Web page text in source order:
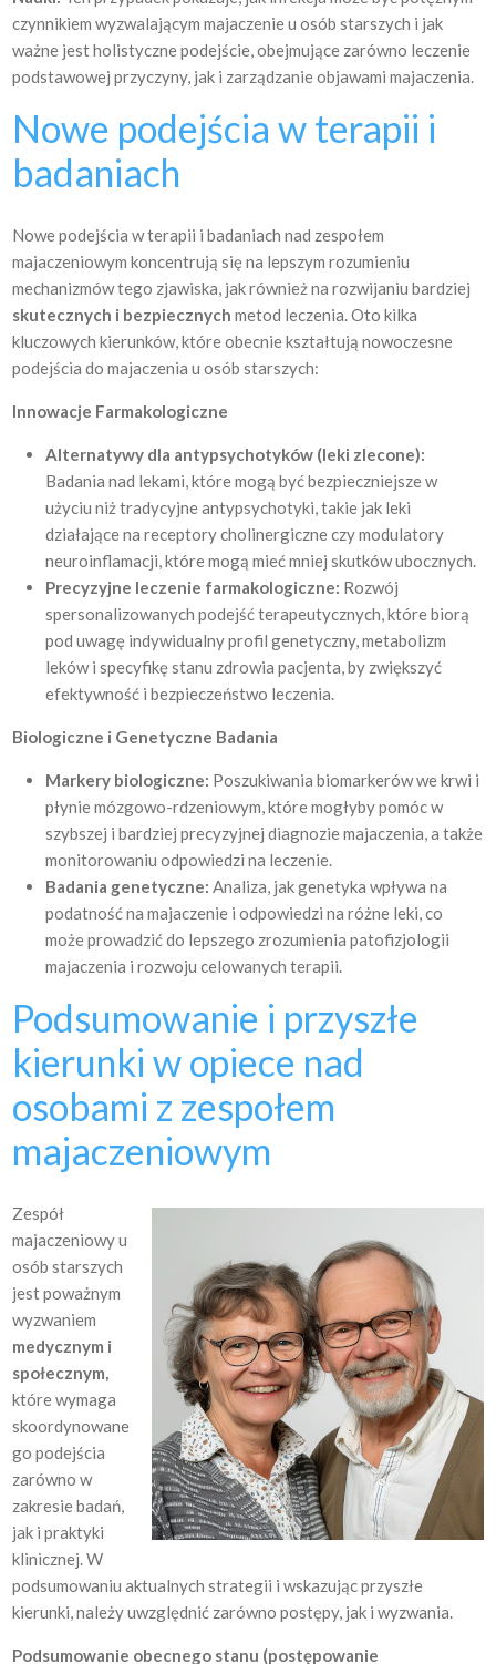
czynnikiem wyzwalającym majaczenie u osób starszych i jak
ważne jest holistyczne podejście, obejmujące zarówno leczenie
podstawowej przyczyny, jak i zarządzanie objawami majaczenia.
Nowe podejścia w terapii i
badaniach
Nowe podejścia w terapii i badaniach nad zespołem
majaczeniowym koncentrują się na lepszym rozumieniu
mechanizmów tego zjawiska, jak również na rozwijaniu bardziej
skutecznych i bezpiecznychmetod leczenia. Oto kilka
kluczowych kierunków, które obecnie kształtują nowoczesne
podejścia do majaczenia u osób starszych:
Innowacje Farmakologiczne
Alternatywy dla antypsychotyków (leki zlecone):
Badania nad lekami, które mogą być bezpieczniejsze w
użyciu niż tradycyjne antypsychotyki, takie jak leki
działające na receptory cholinergiczne czy modulatory
neuroinflamacji, które mogą mieć mniej skutków ubocznych.
Precyzyjne leczenie farmakologiczne: Rozwój
spersonalizowanych podejść terapeutycznych, które biorą
pod uwagę indywidualny profil genetyczny, metabolizm
leków i specyfikę stanu zdrowia pacjenta, by zwiększyć
efektywność i bezpieczeństwo leczenia.
Biologiczne i Genetyczne Badania
Markery biologiczne: Poszukiwania biomarkerów we krwi i
płynie mózgowo-rdzeniowym, które mogłyby pomóc w
szybszej i bardziej precyzyjnej diagnozie majaczenia, a także
monitorowaniu odpowiedzi na leczenie.
Badania genetyczne: Analiza, jak genetyka wpływa na
podatność na majaczenie i odpowiedzi na różne leki, co
może prowadzić do lepszego zrozumienia patofizjologii
majaczenia i rozwoju celowanych terapii.
Podsumowanie i przyszłe
kierunki w opiece nad
osobami z zespołem
majaczeniowym
Zespół
majaczeniowy u
osób starszych
jest poważnym
wyzwaniem
medycznym i
społecznym,
które wymaga
skoordynowane
go podejścia
zarówno w
zakresie badań,
jak i praktyki
klinicznej. W
podsumowaniu aktualnych strategii i wskazując przyszłe
kierunki, należy uwzględnić zarówno postępy, jak i wyzwania.
Podsumowanie obecnego stanu (postępowanie